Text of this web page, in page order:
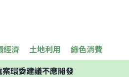
經濟 土地利用 綠色消費
環委建議不應開發